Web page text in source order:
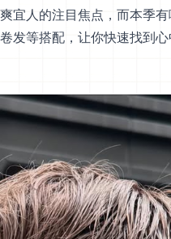
宜人的注目焦点，而本季
发等搭配，让你快速找到